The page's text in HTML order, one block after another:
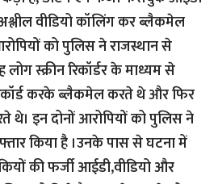
वीडियो कॉलिंग कर ब्लैकमेल
को पुलिस ने राजस्थान से
स्क्रीन रिकॉर्डर के माध्यम से
करके ब्लैकमेल करते थे और फिर
थे। इन दोनों आरोपियों को पुलिस ने
किया है ।उनके पास से घटना में
की फर्जी आईडी,वीडियो और